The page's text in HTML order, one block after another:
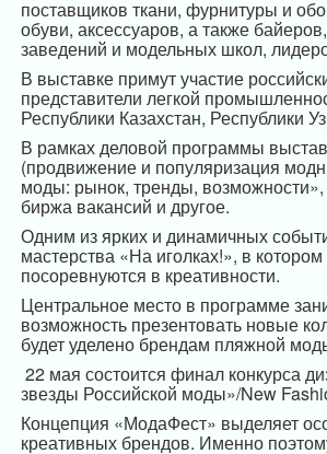
поставщиков ткани, фурнитуры и
обуви, аксессуаров, а также
заведений и модельных школ,
В выставке примут участие
представители легкой
Республики Казахстан, Республики
В рамках деловой программы
(продвижение и популяризация
моды: рынок, тренды, возможности»,
биржа вакансий и другое.
Одним из ярких и динамичных
мастерства «На иголках!», в
посоревнуются в креативности.
Центральное место в программе
возможность презентовать новые
будет уделено брендам пляжной
22 мая состоится финал конкурса
звезды Российской моды»/New
Концепция «МодаФест» выделяет
креативных брендов. Именно